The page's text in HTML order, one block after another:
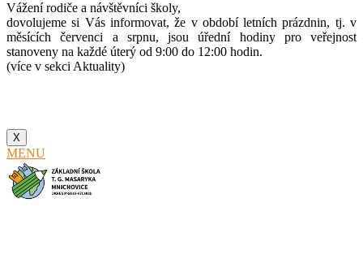
Vážení rodiče a návštěvníci školy,
dovolujeme si Vás informovat, že v období letních prázdnin, tj. v
měsících červenci a srpnu, jsou úřední hodiny pro veřejnost
stanoveny na každé úterý od 9:00 do 12:00 hodin.
(více v sekci Aktuality)
X
MENU